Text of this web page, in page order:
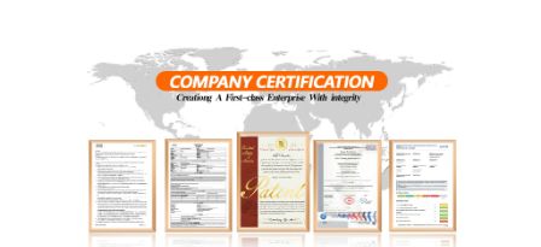
100+ Spritzgussmaschinen
Die Fabrik verfügt über mehr als
100 Spritzgussmaschinen,
wodurch schnelle Fertigstellung
und Bearbeitung von
Großaufträgen möglich sind.